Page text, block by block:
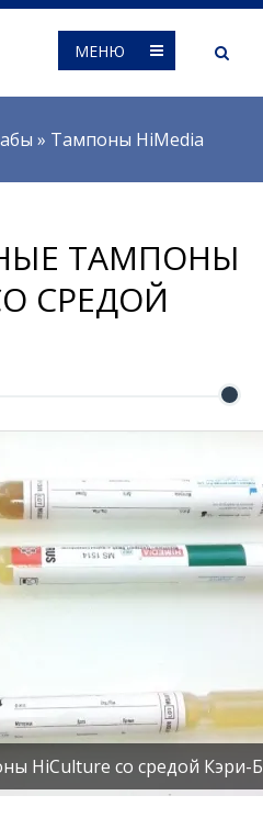
МЕНЮ
» Тампоны HiMedia
ТАМПОНЫ
СРЕДОЙ
HiCulture со средой Кэри-